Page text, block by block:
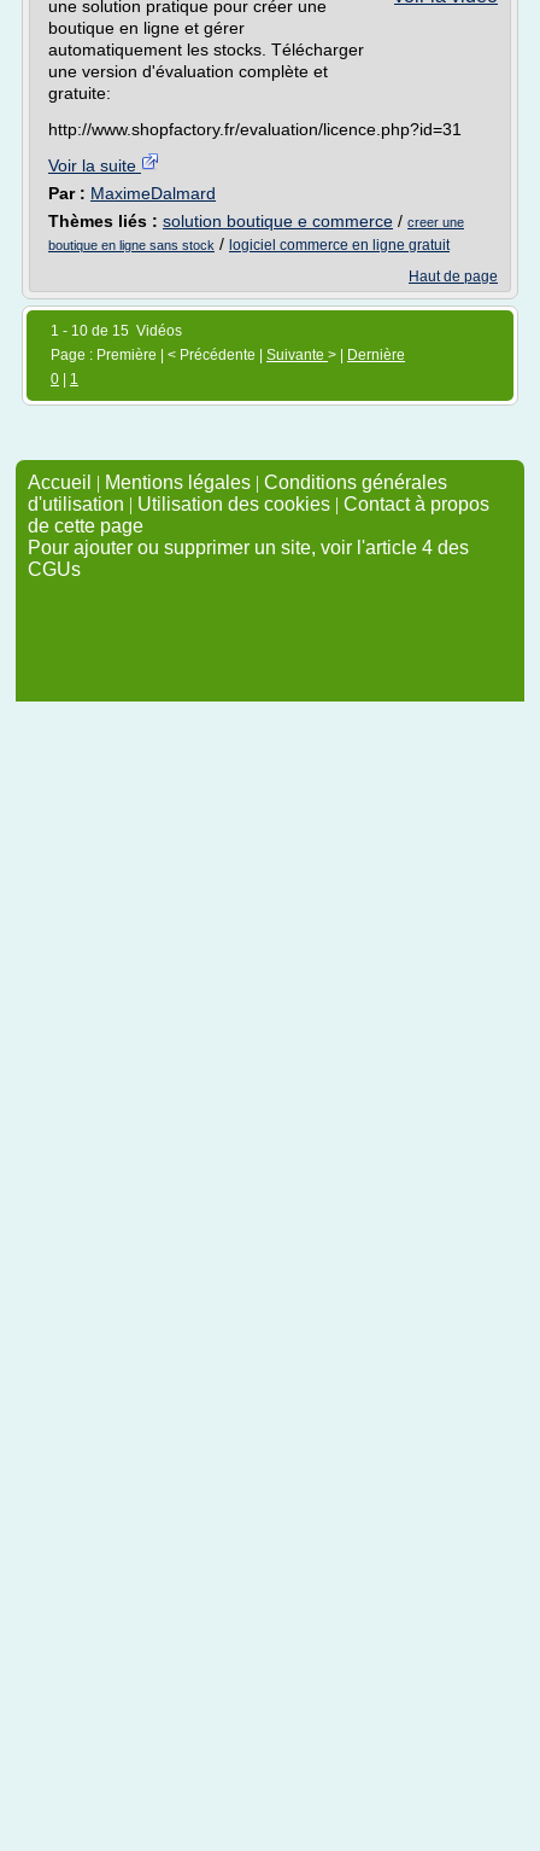
une solution pratique pour créer une
boutique en ligne et gérer
automatiquement les stocks. Télécharger
une version d'évaluation complète et
gratuite:
http://www.shopfactory.fr/evaluation/licence.php?id=31
Voir la suite
Par : MaximeDalmard
Thèmes liés : solution boutique e commerce / creer une
boutique en ligne sans stock / logiciel commerce en ligne gratuit
Haut de page
1 - 10 de 15 Vidéos
Page : Première | < Précédente | Suivante > |
Dernière
0
1
Accueil | Mentions légales | Conditions générales
d'utilisation | Utilisation des cookies | Contact à propos
de cette page
Pour ajouter ou supprimer un site, voir l'article 4 des
CGUs